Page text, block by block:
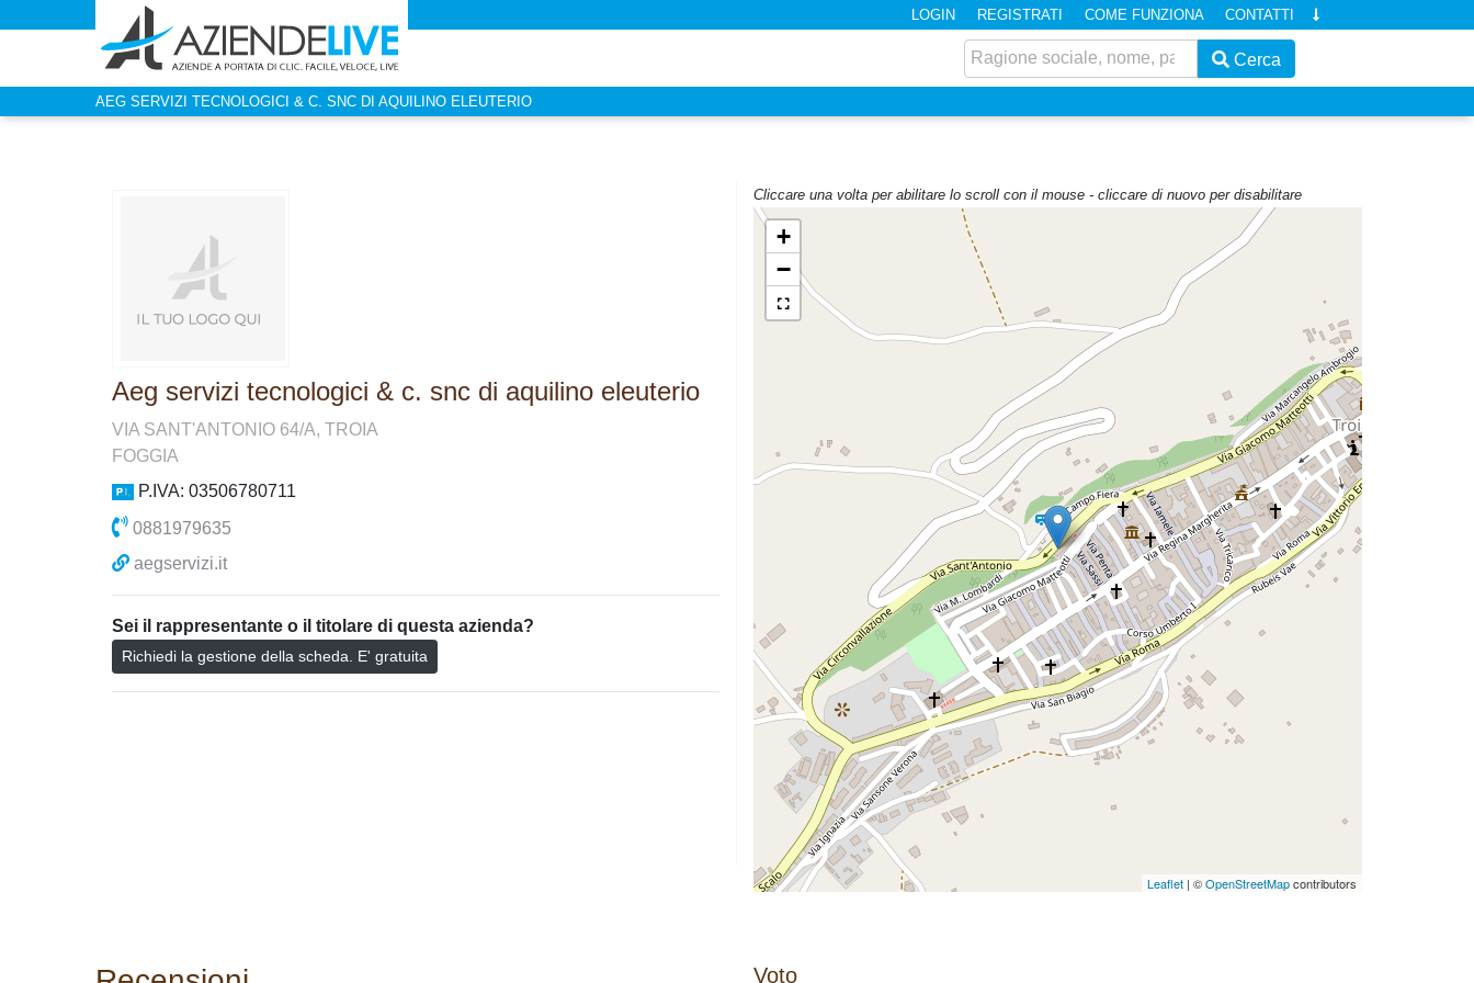
LOGIN REGISTRATI COME FUNZIONA CONTATTI
Cerca
AEG SERVIZI TECNOLOGICI & C. SNC DI AQUILINO ELEUTERIO
Aeg servizi tecnologici & c. snc di aquilino eleuterio
VIA SANT'ANTONIO 64/A, TROIA
FOGGIA
P.IVA: 03506780711
0881979635
aegservizi.it
Sei il rappresentante o il titolare di questa azienda?
Richiedi la gestione della scheda. E' gratuita
Cliccare una volta per abilitare lo scroll con il mouse - cliccare di nuovo per disabilitare
+
−
Leaflet | ©OpenStreetMapcontributors
Voto